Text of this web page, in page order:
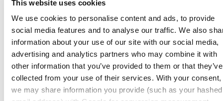
This website uses cookies
We use cookies to personalise content and ads, to provide
social media features and to analyse our traffic. We also
information about your use of our site with our social media,
advertising and analytics partners who may combine it with
other information that you’ve provided to them or that they’ve
collected from your use of their services. With your consent,
we may share information you provide (such as your hashed
99 kr
Online: I lager